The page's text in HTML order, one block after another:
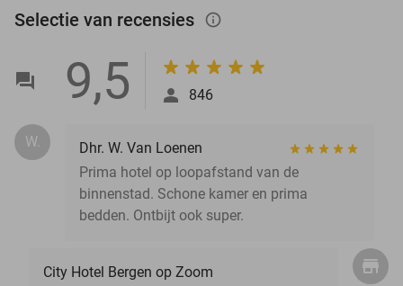
Selectie van recensies info_outlined
9,5 846
W.
Dhr. W. Van Loenen
Prima hotel op loopafstand van de
binnenstad. Schone kamer en prima
bedden. Ontbijt ook super.
City Hotel Bergen op Zoom